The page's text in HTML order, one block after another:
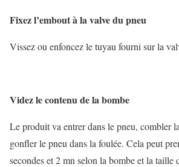
Fixez l’embout à la valve du pneu
Vissez ou enfoncez le tuyau fourni sur la
Videz le contenu de la bombe
Le produit va entrer dans le pneu, combler
gonfler le pneu dans la foulée. Cela peut
secondes et 2 mn selon la bombe et la taille